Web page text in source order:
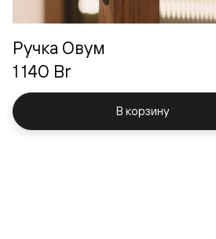
Ручка Овум
1 140 Br
В корзину